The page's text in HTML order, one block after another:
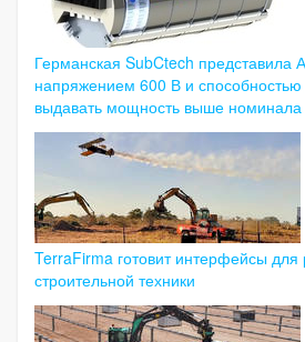
Германская SubCtech
напряжением 600 В и способностью
выдавать мощность выше номинала
TerraFirma готовит интерфейсы для
строительной техники